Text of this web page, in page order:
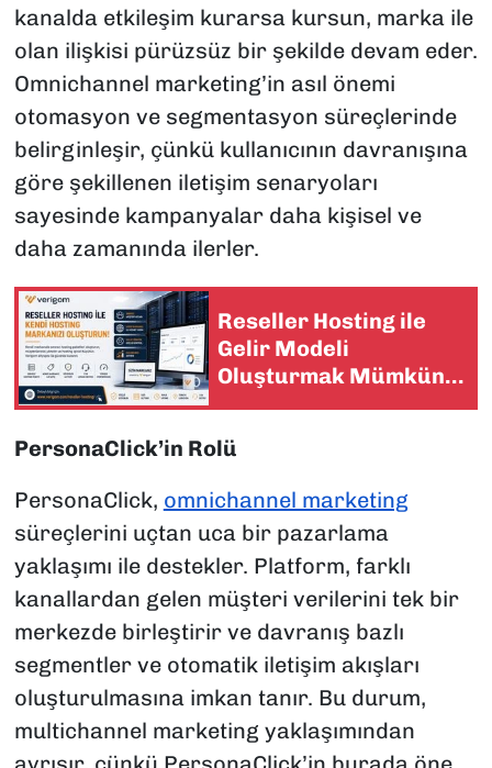
kanalda etkileşim kurarsa kursun, marka ile
olan ilişkisi pürüzsüz bir şekilde devam eder.
Omnichannel marketing’in asıl önemi
otomasyon ve segmentasyon süreçlerinde
belirginleşir, çünkü kullanıcının davranışına
göre şekillenen iletişim senaryoları
sayesinde kampanyalar daha kişisel ve
daha zamanında ilerler.
Reseller Hosting ile
Gelir Modeli
Oluşturmak Mümkün
PersonaClick’in Rolü
PersonaClick, omnichannel marketing
süreçlerini uçtan uca bir pazarlama
yaklaşımı ile destekler. Platform, farklı
kanallardan gelen müşteri verilerini tek bir
merkezde birleştirir ve davranış bazlı
segmentler ve otomatik iletişim akışları
oluşturulmasına imkan tanır. Bu durum,
multichannel marketing yaklaşımından